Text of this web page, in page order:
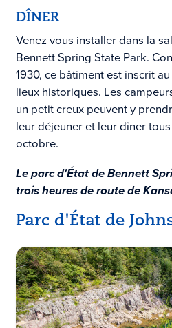
DÎNER
Venez vous installer dans la
Bennett Spring State Park.
1930, ce bâtiment est inscrit
lieux historiques. Les
un petit creux peuvent y
leur déjeuner et leur dîner
octobre.
Le parc d'État de Bennett
trois heures de route de
Parc d'État de